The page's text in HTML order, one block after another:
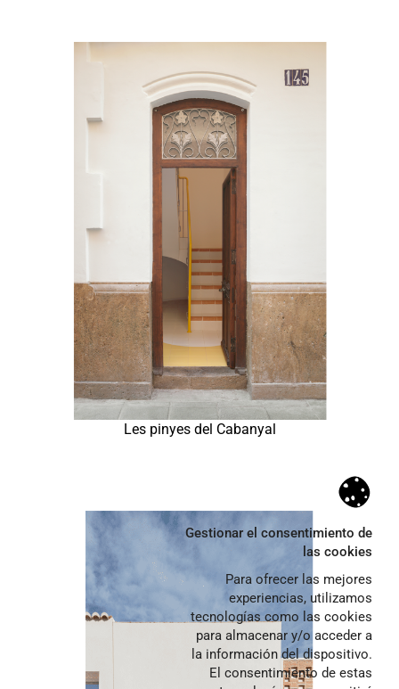
Gestionar el consentimiento de
las cookies
Para ofrecer las mejores
experiencias, utilizamos
tecnologías como las cookies
para almacenar y/o acceder a
la información del dispositivo.
El consentimiento de estas
noticias
Proyectos
Obra nueva
Rehabilitación
Interiores
Paisaje
Les pinyes del Cabanyal